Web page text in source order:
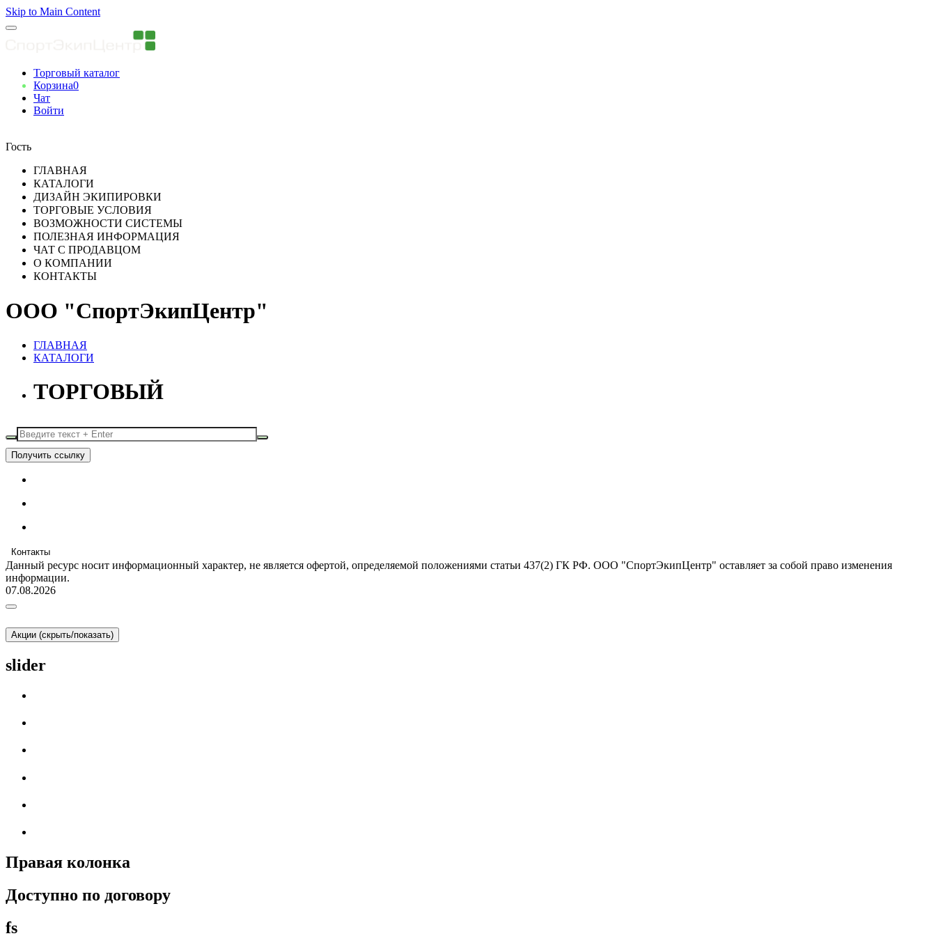
Skip to Main Content
Торговый каталог
Корзина0
Чат
Войти
Гость
ГЛАВНАЯ
КАТАЛОГИ
ДИЗАЙН ЭКИПИРОВКИ
ТОРГОВЫЕ УСЛОВИЯ
ВОЗМОЖНОСТИ СИСТЕМЫ
ПОЛЕЗНАЯ ИНФОРМАЦИЯ
ЧАТ С ПРОДАВЦОМ
О КОМПАНИИ
КОНТАКТЫ
ООО "СпортЭкипЦентр"
ГЛАВНАЯ
КАТАЛОГИ
ТОРГОВЫЙ
Получить ссылку
Контакты
Данный ресурс носит информационный характер, не является офертой, определяемой положениями статьи 437(2) ГК РФ. ООО "СпортЭкипЦентр" оставляет за собой право изменения
информации.
07.08.2026
Акции (скрыть/показать)
slider
Правая колонка
Доступно по договору
fs